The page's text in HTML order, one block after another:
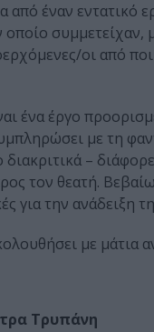
έναν εντατικό
συμμετείχαν,
οι από
ένα έργο
με τη
–
τον θεατή.
για την ανάδειξη
με μάτια
Τρυπάνη